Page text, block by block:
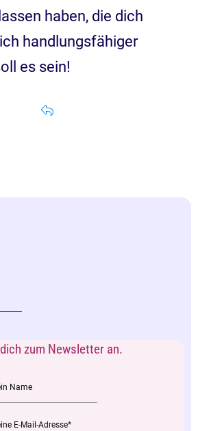
haben, die dich
handlungsfähiger
es sein!
zum Newsletter an.